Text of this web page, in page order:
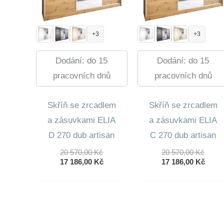
+3
Dodání: do 15
pracovních dnů
Skříň se zrcadlem
a zásuvkami ELIA
D 270 dub artisan
20 570,00KčPůvodní
Cena
17 186,00 KčAktuální
+3
Dodání: do 15
pracovních dnů
Skříň se zrcadlem
a zásuvkami ELIA
C 270 dub artisan
20 570,00Kč
Cena
17 186,00 Kč